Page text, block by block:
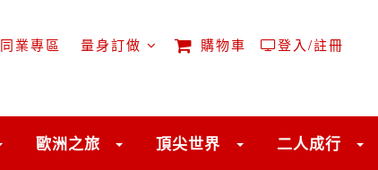
同業專區 量身訂做 購物車 登入/註冊
歐洲之旅 頂尖世界 二人成行